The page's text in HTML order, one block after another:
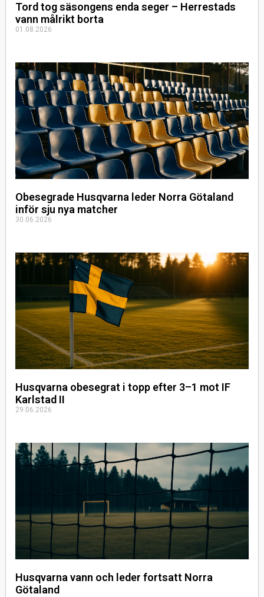
Tord tog säsongens enda seger – Herrestads
vann målrikt borta
01.08.2026
Obesegrade Husqvarna leder Norra Götaland
inför sju nya matcher
30.06.2026
Husqvarna obesegrat i topp efter 3–1 mot IF
Karlstad II
29.06.2026
Husqvarna vann och leder fortsatt Norra
Götaland